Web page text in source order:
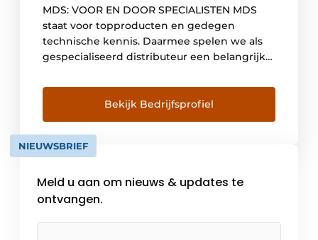
MDS: VOOR EN DOOR SPECIALISTEN MDS
staat voor topproducten en gedegen
technische kennis. Daarmee spelen we als
gespecialiseerd distributeur een belangrijke
kunnen rekenen op het beste advies,
producten van topkwaliteit en service
waardoor hun werk altijd door blijft gaan.
HOOGWAARDIGE PRODUCTEN MDS werkt
uitsluitend met de beste […]
Bekijk Bedrijfsprofiel
NIEUWSBRIEF
Meld u aan om nieuws & updates te
ontvangen.